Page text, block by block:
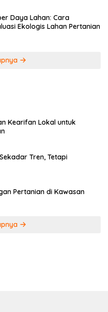
Daya Lahan: Cara
Ekologis Lahan Pertanian
Kearifan Lokal untuk
Tren, Tetapi
Pertanian di Kawasan